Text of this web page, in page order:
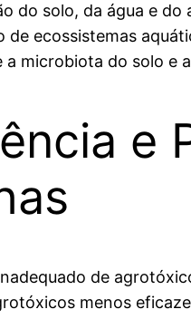
do solo, da água e
de ecossistemas
a microbiota do solo e
e
de
menos